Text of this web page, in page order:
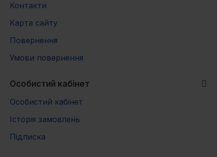
Контакти
Карта сайту
Повернення
Умови повернення
Особистий кабінет
Особистий кабінет
Історія замовлень
Підписка